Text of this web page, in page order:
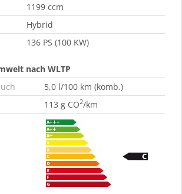
1199 ccm
Hybrid
136 PS (100 KW)
nach WLTP
5,0 l/100 km (komb.)
113 g CO2/km